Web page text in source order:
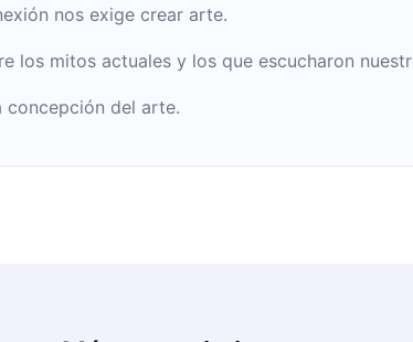
nos exige crear arte.
los mitos actuales y los que escucharon
concepción del arte.